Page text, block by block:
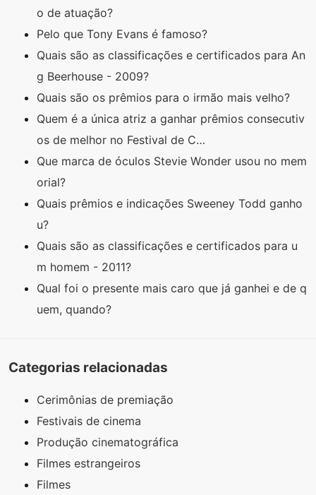
o de atuação?
Pelo que Tony Evans é famoso?
Quais são as classificações e certificados para An
g Beerhouse - 2009?
Quais são os prêmios para o irmão mais velho?
Quem é a única atriz a ganhar prêmios consecutiv
os de melhor no Festival de C…
Que marca de óculos Stevie Wonder usou no mem
orial?
Quais prêmios e indicações Sweeney Todd ganho
u?
Quais são as classificações e certificados para u
m homem - 2011?
Qual foi o presente mais caro que já ganhei e de q
uem, quando?
Categorias relacionadas
Cerimônias de premiação
Festivais de cinema
Produção cinematográfica
Filmes estrangeiros
Filmes